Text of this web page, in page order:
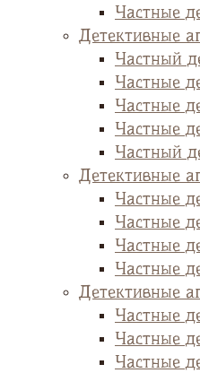
Частные
Детективные
Частный
Частные
Частные
Частные
Частный
Детективные
Частные
Частные
Частные
Частные
Детективные
Частные
Частные
Частные